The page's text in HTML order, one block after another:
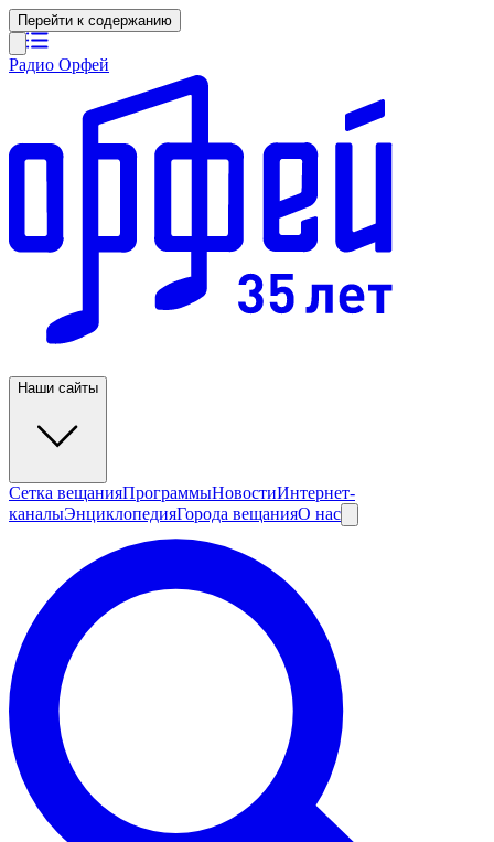
Перейти к содержанию
Радио Орфей
Наши сайты
Сетка вещанияПрограммыНовостиИнтернет-
каналыЭнциклопедияГорода вещанияО нас